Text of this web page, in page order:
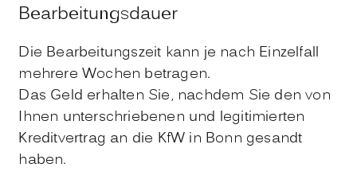
Bearbeitungsdauer
Die Bearbeitungszeit kann je nach Einzelfall
mehrere Wochen betragen.
Das Geld erhalten Sie, nachdem Sie den von
Ihnen unterschriebenen und legitimierten
Kreditvertrag an die KfW in Bonn gesandt
haben.